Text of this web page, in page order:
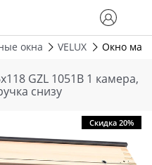
окна VELUX Окно
GZL 1051В 1 камера,
снизу
Скидка 20%